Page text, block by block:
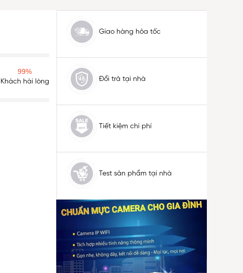
99%
Khách hài lòng
Giao hàng hỏa tốc
Đổi trả tại nhà
Tiết kiệm chi phí
Test sản phẩm tại nhà